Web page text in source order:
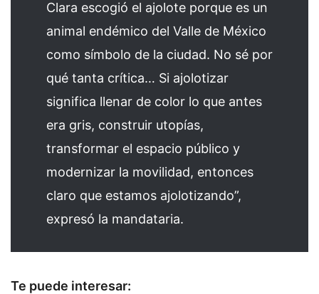
Clara escogió el ajolote porque es un
animal endémico del Valle de México
como símbolo de la ciudad. No sé por
qué tanta crítica… Si ajolotizar
significa llenar de color lo que antes
era gris, construir utopías,
transformar el espacio público y
modernizar la movilidad, entonces
claro que estamos ajolotizando”,
expresó la mandataria.
Te puede interesar: